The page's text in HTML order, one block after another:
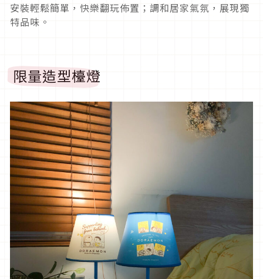
安裝輕鬆簡單，快樂翻玩佈置；調和居家氣氛，展現獨
特品味。
限量造型檯燈